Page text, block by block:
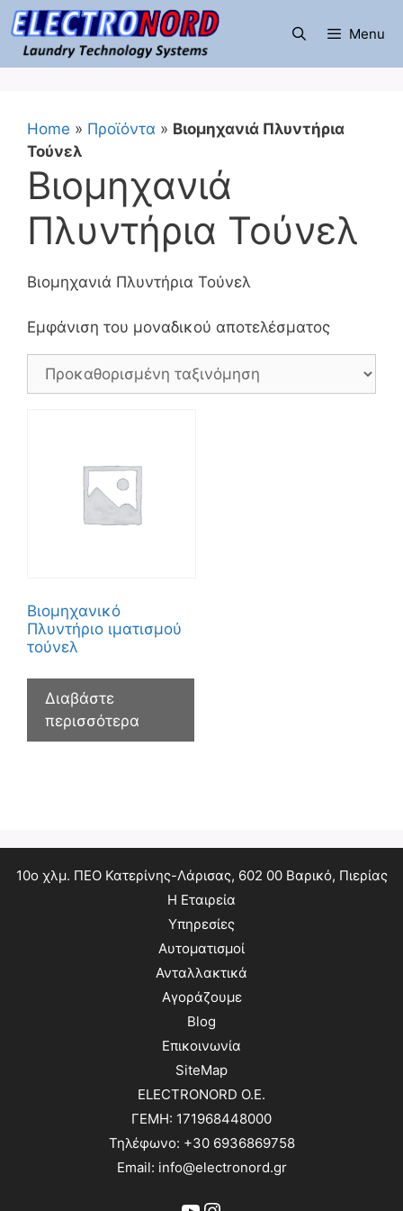
Μετάβαση
σε
περιεχόμενο
Menu
Home » Προϊόντα » Βιομηχανιά Πλυντήρια
Τούνελ
Βιομηχανιά
Πλυντήρια Τούνελ
Βιομηχανιά Πλυντήρια Τούνελ
Εμφάνιση του μοναδικού αποτελέσματος
Βιομηχανικό
Πλυντήριο ιματισμού
τούνελ
Διαβάστε
περισσότερα
10ο χλμ. ΠΕΟ Κατερίνης-Λάρισας, 602 00 Βαρικό, Πιερίας
Η Εταιρεία
Υπηρεσίες
Αυτοματισμοί
Ανταλλακτικά
Αγοράζουμε
Blog
Επικοινωνία
SiteMap
ELECTRONORD O.E.
ΓΕΜΗ: 171968448000
Τηλέφωνο: +30 6936869758
Email: info@electronord.gr